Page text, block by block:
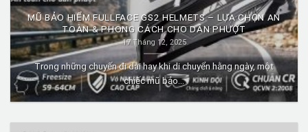
MŨ BẢO HIỂM FULLFACE GS2 HELMETS – LỰA CHỌN AN
TOÀN & PHONG CÁCH CHO DÂN PHƯỢT
17 Tháng 12, 2025
Trong những chuyến đi dài hay khi di chuyển hằng ngày, một
chiếc mũ bảo...